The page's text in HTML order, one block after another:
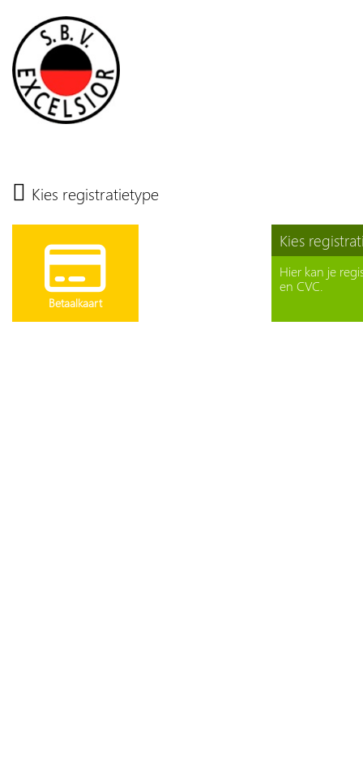
Kies registratietype
Betaalkaart
Kies
Hier kan je
en CVC.